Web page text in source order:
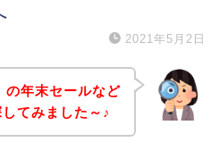
2021年5月2日
年末セールなど
てみました～♪